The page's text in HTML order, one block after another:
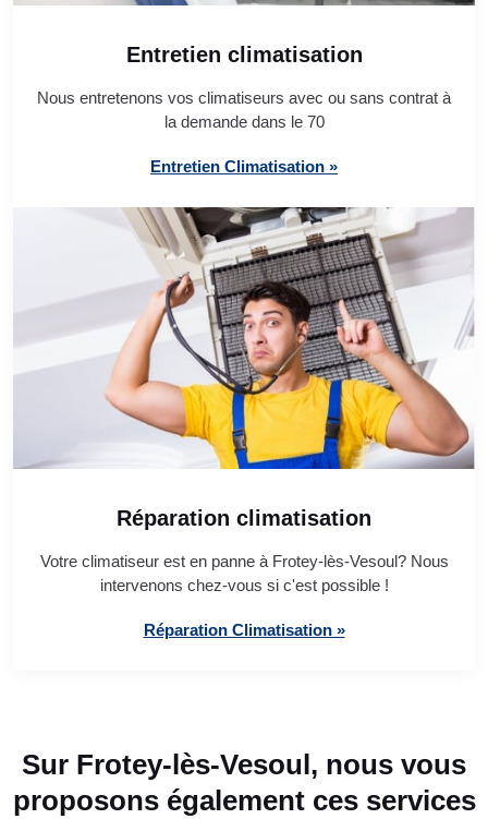
Entretien climatisation
Nous entretenons vos climatiseurs avec ou sans contrat à
la demande dans le 70
Entretien Climatisation »
Réparation climatisation
Votre climatiseur est en panne à Frotey-lès-Vesoul? Nous
intervenons chez-vous si c'est possible !
Réparation Climatisation »
Sur Frotey-lès-Vesoul, nous vous
proposons également ces services